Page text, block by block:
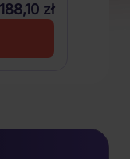
188,10 zł